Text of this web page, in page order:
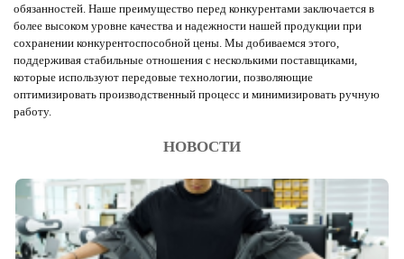
обязанностей. Наше преимущество перед конкурентами заключается в
более высоком уровне качества и надежности нашей продукции при
сохранении конкурентоспособной цены. Мы добиваемся этого,
поддерживая стабильные отношения с несколькими поставщиками,
которые используют передовые технологии, позволяющие
оптимизировать производственный процесс и минимизировать ручную
работу.
НОВОСТИ